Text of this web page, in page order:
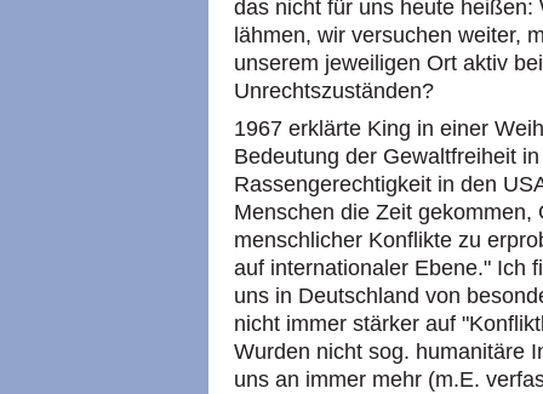
das nicht für uns heute
lähmen, wir versuchen weiter,
unserem jeweiligen Ort aktiv
Unrechtszuständen?
1967 erklärte King in einer
Bedeutung der Gewaltfreiheit
Rassengerechtigkeit in den
Menschen die Zeit
menschlicher Konflikte zu
auf internationaler Ebene." Ich
uns in Deutschland von
nicht immer stärker auf
Wurden nicht sog. humanitäre
uns an immer mehr (m.E.